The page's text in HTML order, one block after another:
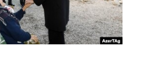
KITABXANASI
STANDARTLARIMIZ